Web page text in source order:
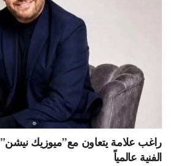
راغب علامة يتعاون مع”ميوزيك نيشن”
الفنية عالمياً